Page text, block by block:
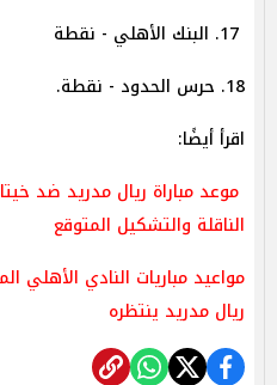
18. حرس الحدود - نقطة.
اقرأ أيضًا:
موعد مباراة ريال مدريد ضد
الناقلة والتشكيل المتوقع
ريال مدريد ينتظره